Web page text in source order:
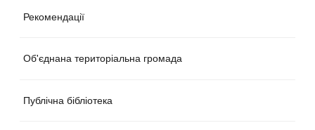
Рекомендації
Об'єднана територіальна громада
Публічна бібліотека